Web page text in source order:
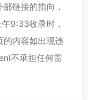
链接的指向，
9:33收录时，
的内容如出现违
不承担任何责